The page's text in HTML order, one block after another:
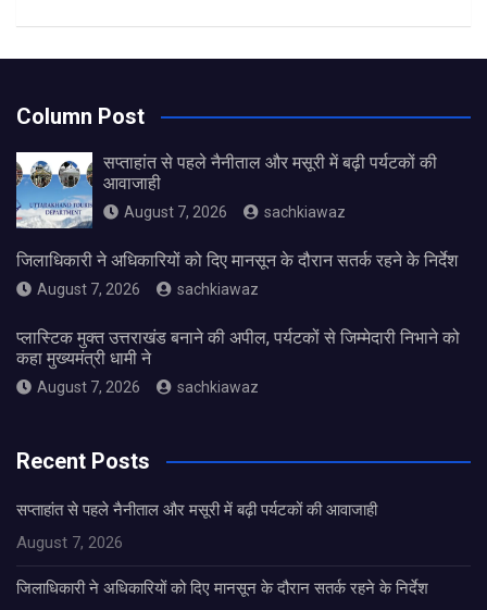
Column Post
सप्ताहांत से पहले नैनीताल और मसूरी में बढ़ी पर्यटकों की
आवाजाही
August 7, 2026 sachkiawaz
जिलाधिकारी ने अधिकारियों को दिए मानसून के दौरान सतर्क रहने के निर्देश
August 7, 2026 sachkiawaz
प्लास्टिक मुक्त उत्तराखंड बनाने की अपील, पर्यटकों से जिम्मेदारी निभाने को
कहा मुख्यमंत्री धामी ने
August 7, 2026 sachkiawaz
Recent Posts
सप्ताहांत से पहले नैनीताल और मसूरी में बढ़ी पर्यटकों की आवाजाही
August 7, 2026
जिलाधिकारी ने अधिकारियों को दिए मानसून के दौरान सतर्क रहने के निर्देश